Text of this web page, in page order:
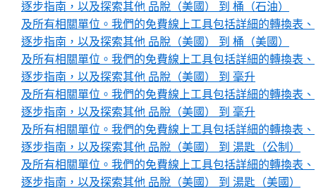
逐步指南，以及探索其他 品脫（美國） 到 桶（石油）
及所有相關單位。我們的免費線上工具包括詳細的轉換表、
逐步指南，以及探索其他 品脫（美國） 到 桶（美國）
及所有相關單位。我們的免費線上工具包括詳細的轉換表、
逐步指南，以及探索其他 品脫（美國） 到 毫升
及所有相關單位。我們的免費線上工具包括詳細的轉換表、
逐步指南，以及探索其他 品脫（美國） 到 毫升
及所有相關單位。我們的免費線上工具包括詳細的轉換表、
逐步指南，以及探索其他 品脫（美國） 到 湯匙（公制）
及所有相關單位。我們的免費線上工具包括詳細的轉換表、
逐步指南，以及探索其他 品脫（美國） 到 湯匙（美國）